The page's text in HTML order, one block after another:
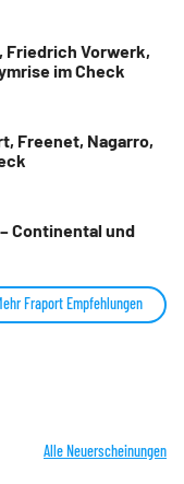
Friedrich Vorwerk,
im Check
Freenet, Nagarro,
Continental und
Fraport Empfehlungen
Alle Neuerscheinungen